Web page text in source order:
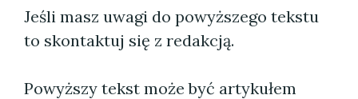
Jeśli masz uwagi do powyższego tekstu
to skontaktuj się z redakcją.
Powyższy tekst może być artykułem